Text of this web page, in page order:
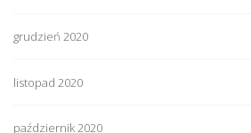
grudzień 2020
listopad 2020
październik 2020